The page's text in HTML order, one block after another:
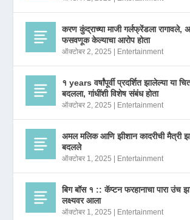
करण कुंद्राच्या माजी गर्लफ्रेंडला रागावले,
फसवणूक केल्याचा आरोप होता
ऑक्टोबर 2, 2025 Entertainment
१ years वर्षांपूर्वी प्रदर्शित झालेल्या या
बदलला, गांधींशी विशेष संबंध होता
ऑक्टोबर 2, 2025 Entertainment
अमल मलिक आणि झीशान कादरीची मैत्री
बदलले
ऑक्टोबर 1, 2025 Entertainment
बिग बॉस १ :: कॅप्टन फरहानाचा पारा उंच
लक्ष्यवर आला
ऑक्टोबर 1, 2025 Entertainment